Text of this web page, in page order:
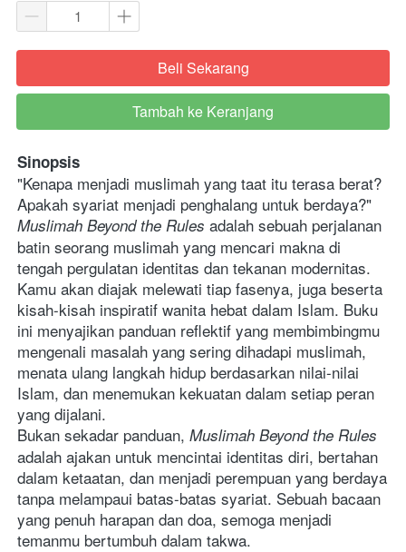
`Beli Sekarang
`
Tambah ke Keranjang
Sinopsis
"Kenapa menjadi muslimah yang taat itu terasa berat?
Apakah syariat menjadi penghalang untuk berdaya?"
Muslimah Beyond the Rules adalah sebuah perjalanan
batin seorang muslimah yang mencari makna di
tengah pergulatan identitas dan tekanan modernitas.
Kamu akan diajak melewati tiap fasenya, juga beserta
kisah-kisah inspiratif wanita hebat dalam Islam. Buku
ini menyajikan panduan reflektif yang membimbingmu
mengenali masalah yang sering dihadapi muslimah,
menata ulang langkah hidup berdasarkan nilai-nilai
Islam, dan menemukan kekuatan dalam setiap peran
yang dijalani.
Bukan sekadar panduan, Muslimah Beyond the Rules
adalah ajakan untuk mencintai identitas diri, bertahan
dalam ketaatan, dan menjadi perempuan yang berdaya
tanpa melampaui batas-batas syariat. Sebuah bacaan
yang penuh harapan dan doa, semoga menjadi
temanmu bertumbuh dalam takwa.